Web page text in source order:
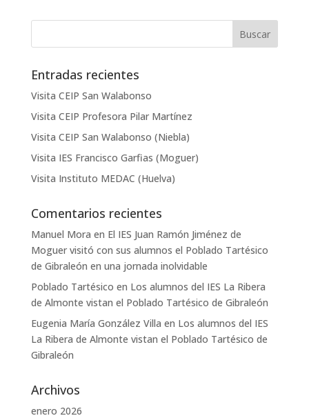
Entradas recientes
Visita CEIP San Walabonso
Visita CEIP Profesora Pilar Martínez
Visita CEIP San Walabonso (Niebla)
Visita IES Francisco Garfias (Moguer)
Visita Instituto MEDAC (Huelva)
Comentarios recientes
Manuel Mora en El IES Juan Ramón Jiménez de
Moguer visitó con sus alumnos el Poblado Tartésico
de Gibraleón en una jornada inolvidable
Poblado Tartésico en Los alumnos del IES La Ribera
de Almonte vistan el Poblado Tartésico de Gibraleón
Eugenia María González Villa en Los alumnos del IES
La Ribera de Almonte vistan el Poblado Tartésico de
Gibraleón
Archivos
enero 2026